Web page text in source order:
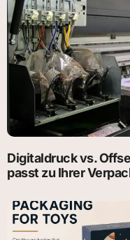
Digitaldruck vs.
passt zu Ihrer